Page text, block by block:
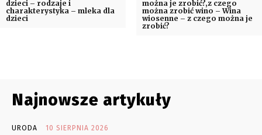
dzieci – rodzaje i
charakterystyka – mleka dla
dzieci
można je zrobić?,z czego
można zrobić wino – Wina
wiosenne – z czego można je
zrobić?
Najnowsze artykuły
URODA 10 SIERPNIA 2026